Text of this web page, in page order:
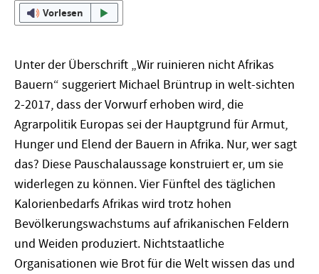
Vorlesen
Unter der Überschrift „Wir ruinieren nicht Afrikas
Bauern“ suggeriert Michael Brüntrup in welt-sichten
2-2017, dass der Vorwurf erhoben wird, die
Agrarpolitik Europas sei der Hauptgrund für Armut,
Hunger und Elend der Bauern in Afrika. Nur, wer sagt
das? Diese Pauschalaussage konstruiert er, um sie
widerlegen zu können. Vier Fünftel des täglichen
Kalorienbedarfs Afrikas wird trotz hohen
Bevölkerungswachstums auf afrikanischen Feldern
und Weiden produziert. Nichtstaatliche
Organisationen wie Brot für die Welt wissen das und